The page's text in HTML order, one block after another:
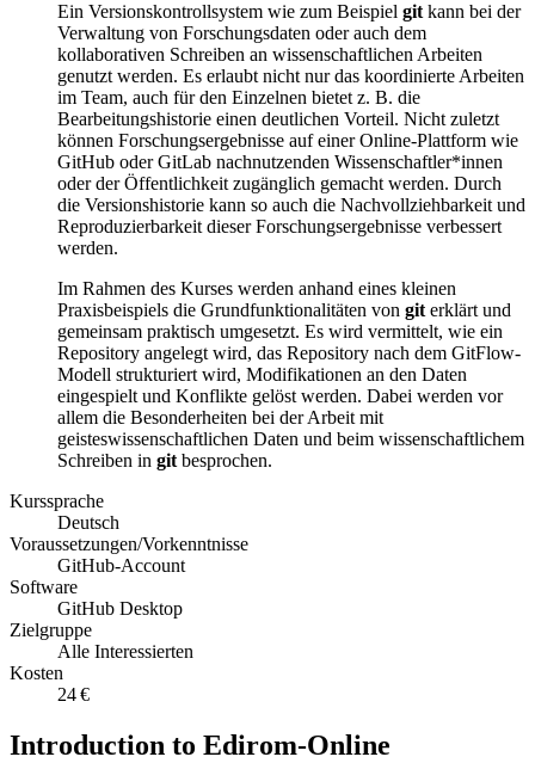
Ein Versionskontrollsystem wie zum Beispiel git kann bei der
Verwaltung von Forschungsdaten oder auch dem
kollaborativen Schreiben an wissenschaftlichen Arbeiten
genutzt werden. Es erlaubt nicht nur das koordinierte Arbeiten
im Team, auch für den Einzelnen bietet z. B. die
Bearbeitungshistorie einen deutlichen Vorteil. Nicht zuletzt
können Forschungsergebnisse auf einer Online-Plattform wie
GitHub oder GitLab nachnutzenden Wissenschaftler*innen
oder der Öffentlichkeit zugänglich gemacht werden. Durch
die Versionshistorie kann so auch die Nachvollziehbarkeit und
Reproduzierbarkeit dieser Forschungsergebnisse verbessert
werden.
Im Rahmen des Kurses werden anhand eines kleinen
Praxisbeispiels die Grundfunktionalitäten von git erklärt und
gemeinsam praktisch umgesetzt. Es wird vermittelt, wie ein
Repository angelegt wird, das Repository nach dem GitFlow-
Modell strukturiert wird, Modifikationen an den Daten
eingespielt und Konflikte gelöst werden. Dabei werden vor
allem die Besonderheiten bei der Arbeit mit
geisteswissenschaftlichen Daten und beim wissenschaftlichem
Schreiben in git besprochen.
Kurssprache
Deutsch
Voraussetzungen/Vorkenntnisse
GitHub-Account
Software
GitHub Desktop
Zielgruppe
Alle Interessierten
Kosten
24 €
Introduction to Edirom-Online